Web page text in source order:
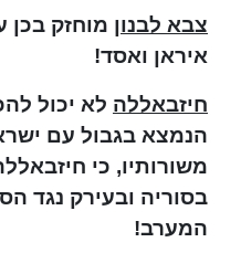
צבא לבנון מוחזק בכן
איראן ואסד!
חיזבאללה לא יכול
הנמצא בגבול עם
משורותיו, כי
בסוריה ובעירק נגד
המערב!